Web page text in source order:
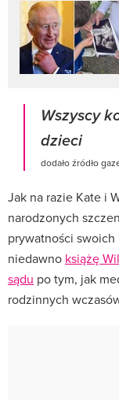
Wszyscy
dzieci
dodało źródło
Jak na razie Kate i
narodzonych
prywatności
niedawno książę
sądu po tym, jak
rodzinnych